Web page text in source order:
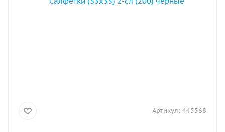
Артикул: 445568